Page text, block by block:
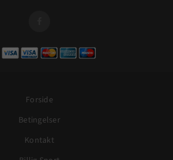
Forside
Betingelser
Kontakt